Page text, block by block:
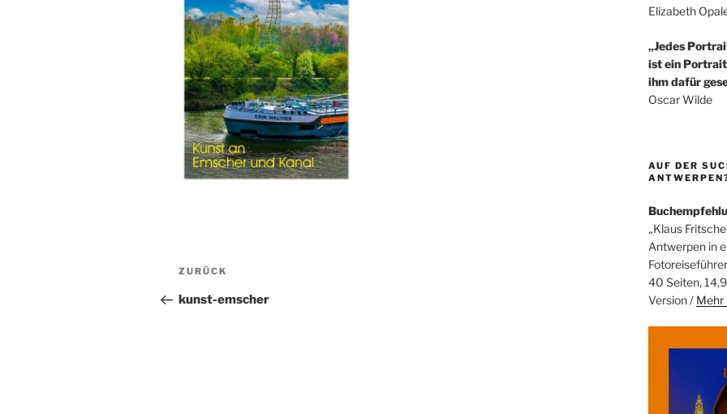
Beitragsnavigation
Vorheriger
ZURÜCK
kunst-emscher
Elizabeth
„Jedes
ist ein
ihm dafür
Oscar Wilde
AUF DER
„Klaus
Antwerpen in
40 Seiten,
Version /